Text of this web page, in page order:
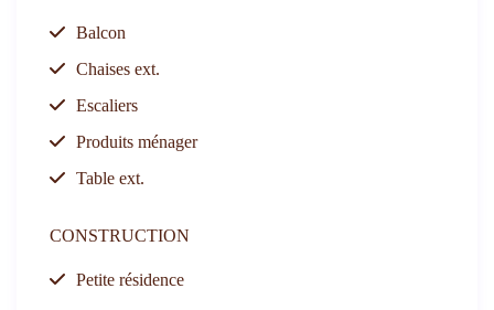
Balcon
Chaises ext.
Escaliers
Produits ménager
Table ext.
CONSTRUCTION
Petite résidence